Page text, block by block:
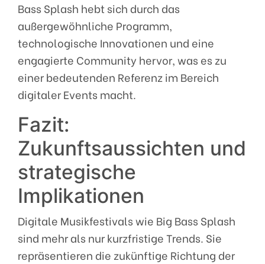
Bass Splash hebt sich durch das
außergewöhnliche Programm,
technologische Innovationen und eine
engagierte Community hervor, was es zu
einer bedeutenden Referenz im Bereich
digitaler Events macht.
Fazit:
Zukunftsaussichten und
strategische
Implikationen
Digitale Musikfestivals wie Big Bass Splash
sind mehr als nur kurzfristige Trends. Sie
repräsentieren die zukünftige Richtung der